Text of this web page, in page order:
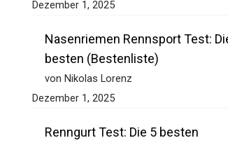
(Bestenliste)
Dezember 1, 2025
Nasenriemen Rennsport Test: Die 5
besten (Bestenliste)
Dezember 1, 2025